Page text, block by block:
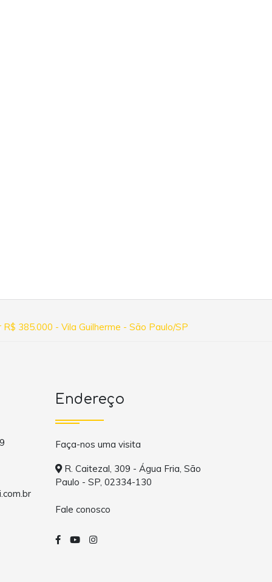
385.000 - Vila Guilherme - São Paulo/SP
Endereço
Faça-nos uma visita
R. Caitezal, 309 - Água Fria, São
Paulo - SP, 02334-130
Fale conosco